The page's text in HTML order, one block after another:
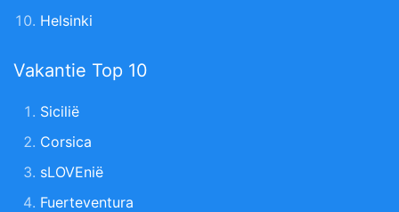
Helsinki
Vakantie Top 10
Sicilië
Corsica
sLOVEnië
Fuerteventura